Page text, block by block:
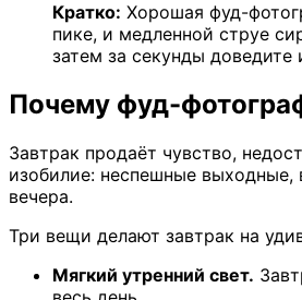
Кратко: Хорошая фуд-
пике, и медленной струе
затем за секунды доведите
Почему фуд-
Завтрак продаёт чувство,
изобилие: неспешные выходные,
вечера.
Три вещи делают завтрак на
Мягкий утренний свет.